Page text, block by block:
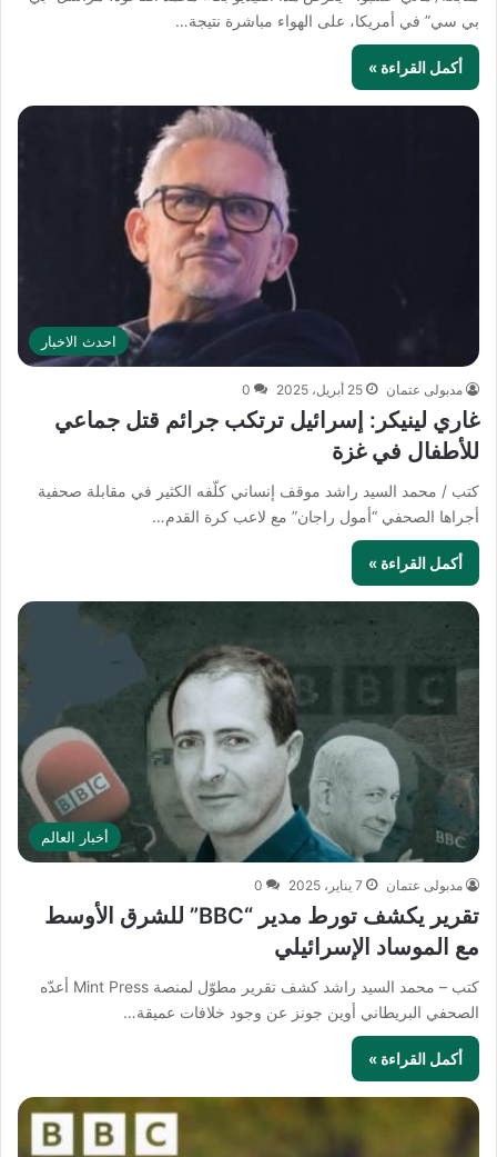
بي سي” في أمريكا، على الهواء مباشرة نتيجة…
أكمل القراءة »
احدث الاخبار
مدبولى عتمان 25 أبريل، 2025 0
غاري لينيكر: إسرائيل ترتكب جرائم قتل جماعي
للأطفال في غزة
كتب / محمد السيد راشد موقف إنساني كلّفه الكثير في مقابلة صحفية
أجراها الصحفي “أمول راجان” مع لاعب كرة القدم…
أكمل القراءة »
أخبار العالم
مدبولى عتمان 7 يناير، 2025 0
تقرير يكشف تورط مدير “BBC” للشرق الأوسط
مع الموساد الإسرائيلي
كتب – محمد السيد راشد كشف تقرير مطوّل لمنصة Mint Press أعدّه
الصحفي البريطاني أوين جونز عن وجود خلافات عميقة…
أكمل القراءة »